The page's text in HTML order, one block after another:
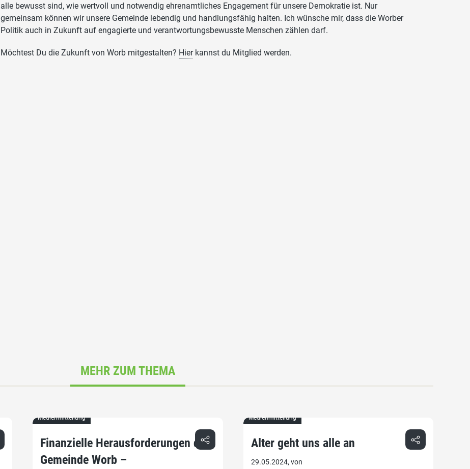
alle bewusst sind, wie wertvoll und notwendig ehrenamtliches Engagement für unsere Demokratie ist. Nur
gemeinsam können wir unsere Gemeinde lebendig und handlungsfähig halten. Ich wünsche mir, dass die Worber
Politik auch in Zukunft auf engagierte und verantwortungsbewusste Menschen zählen darf.
Möchtest Du die Zukunft von Worb mitgestalten? Hierkannst du Mitglied werden.
MEHR ZUM THEMA
Medienmitteilung
Finanzielle Herausforderungen der
Gemeinde Worb –
Medienmitteilung
Alter geht uns alle an
29.05.2024, von